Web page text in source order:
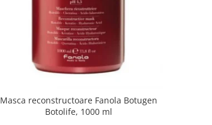
Masca reconstructoare Fanola Botugen
Botolife, 1000 ml